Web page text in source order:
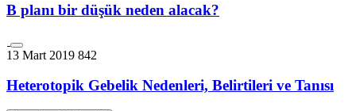
B planı bir düşük neden alacak?
13 Mart 2019 842
Heterotopik Gebelik Nedenleri, Belirtileri ve Tanısı